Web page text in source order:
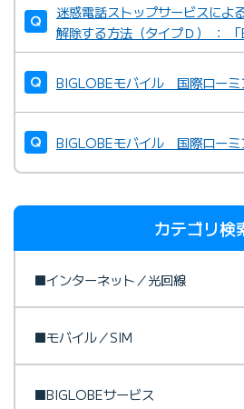
迷惑電話ストップサービスによ
解除する方法（タイプＤ） ：
BIGLOBEモバイル 国際ロー
BIGLOBEモバイル 国際ロー
カテゴリ検
■インターネット／光回線
■モバイル／SIM
■BIGLOBEサービス